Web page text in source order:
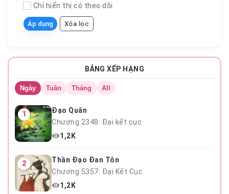
Chỉ hiển thị có theo dõi
Áp dụng Xóa lọc
BẢNG XẾP HẠNG
Ngày Tuần Tháng All
1
Đạo Quân
Chương 2348: Đại kết cục
1,2K
2
Thần Đạo Đan Tôn
Chương 5357: Đại Kết Cục
1,2K